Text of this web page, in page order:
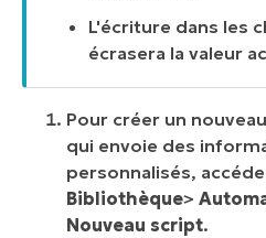
L'écriture dans les
écrasera la valeur
Pour créer un
qui envoie des
personnalisés,
Bibliothèque>
Nouveau script.